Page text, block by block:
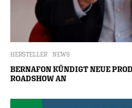
HERSTELLER NEWS
BERNAFON KÜNDIGT NEUE
ROADSHOW AN